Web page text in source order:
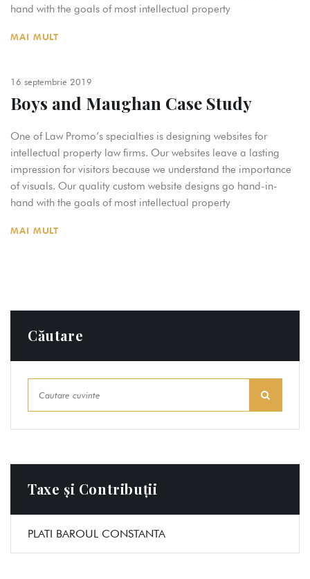
hand with the goals of most intellectual property
MAI MULT
16 septembrie 2019
Boys and Maughan Case Study
One of Law Promo’s specialties is designing websites for
intellectual property law firms. Our websites leave a lasting
impression for visitors because we understand the importance
of visuals. Our quality custom website designs go hand-in-
hand with the goals of most intellectual property
MAI MULT
Căutare
Taxe și Contribuții
PLATI BAROUL CONSTANTA